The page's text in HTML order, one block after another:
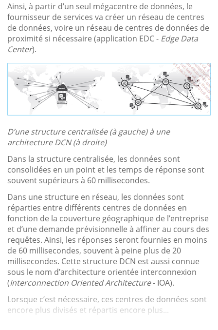
Ainsi, à partir d’un seul mégacentre de données, le
fournisseur de services va créer un réseau de centres
de données, voire un réseau de centres de données de
proximité si nécessaire (application EDC - Edge Data
Center).
D’une structure centralisée (à gauche) à une
architecture DCN (à droite)
Dans la structure centralisée, les données sont
consolidées en un point et les temps de réponse sont
souvent supérieurs à 60 millisecondes.
Dans une structure en réseau, les données sont
réparties entre différents centres de données en
fonction de la couverture géographique de l’entreprise
et d’une demande prévisionnelle à affiner au cours des
requêtes. Ainsi, les réponses seront fournies en moins
de 60 millisecondes, souvent à peine plus de 20
millisecondes. Cette structure DCN est aussi connue
sous le nom d’architecture orientée interconnexion
(Interconnection Oriented Architecture- IOA).
Lorsque c’est nécessaire, ces centres de données sont
encore plus divisés et répartis encore plus...